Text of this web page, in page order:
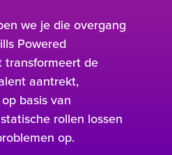
we je die overgang
Powered
transformeert de
aantrekt,
basis van
rollen lossen
op.